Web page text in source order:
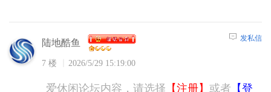
陆地酷鱼
7 楼 2026/5/29 15:19:00
发私信
爱休闲论坛内容，请选择 【注册】 或者 【登